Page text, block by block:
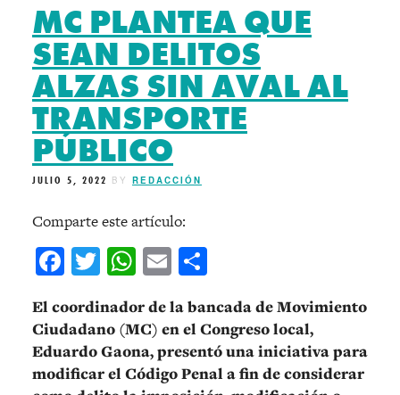
MC PLANTEA QUE
SEAN DELITOS
ALZAS SIN AVAL AL
TRANSPORTE
PÚBLICO
JULIO 5, 2022 BY REDACCIÓN
Comparte este artículo:
Facebook
Twitter
WhatsApp
Email
El coordinador de la bancada de Movimiento
Ciudadano (MC) en el Congreso local,
Eduardo Gaona, presentó una iniciativa para
modificar el Código Penal a fin de considerar